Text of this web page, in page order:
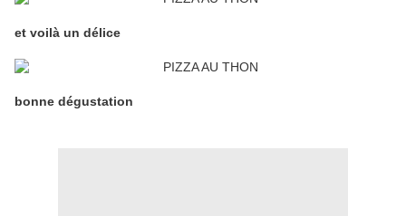
et voilà un délice
bonne dégustation